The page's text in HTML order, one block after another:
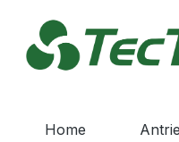
Hauptinhalt springen
Zur Suche springen
Zur Hauptnavigation
Home